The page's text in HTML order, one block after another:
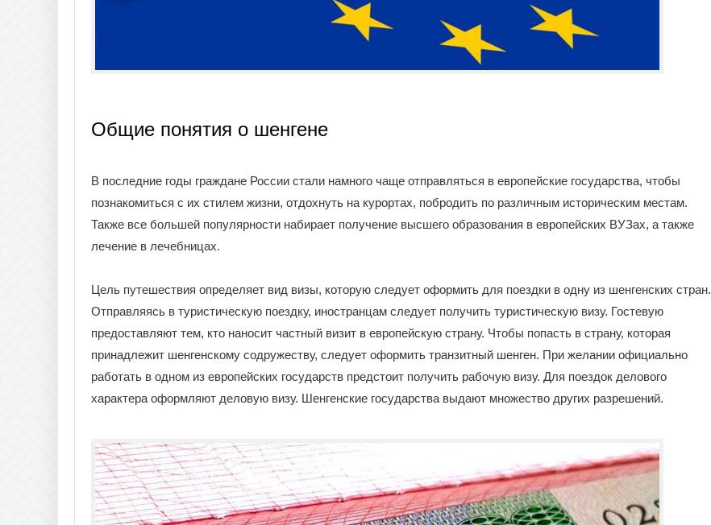
Общие понятия о шенгене
В последние годы граждане России стали намного чаще отправляться в европейские государства, чтобы
познакомиться с их стилем жизни, отдохнуть на курортах, побродить по различным историческим местам.
Также все большей популярности набирает получение высшего образования в европейских ВУЗах, а также
лечение в лечебницах.
Цель путешествия определяет вид визы, которую следует оформить для поездки в одну из шенгенских стран.
Отправляясь в туристическую поездку, иностранцам следует получить туристическую визу. Гостевую
предоставляют тем, кто наносит частный визит в европейскую страну. Чтобы попасть в страну, которая
принадлежит шенгенскому содружеству, следует оформить транзитный шенген. При желании официально
работать в одном из европейских государств предстоит получить рабочую визу. Для поездок делового
характера оформляют деловую визу. Шенгенские государства выдают множество других разрешений.